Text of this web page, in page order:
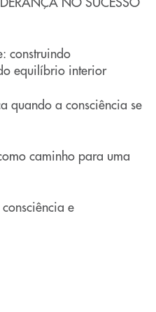
construindo
equilíbrio interior
quando a consciência se
caminho para uma
consciência e